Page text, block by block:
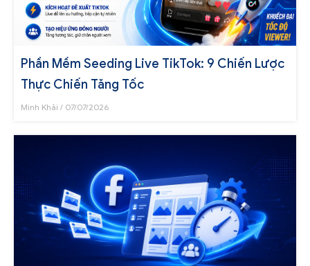
Phần Mềm Seeding Live TikTok: 9 Chiến Lược
Thực Chiến Tăng Tốc
Minh Khải 07/07/2026